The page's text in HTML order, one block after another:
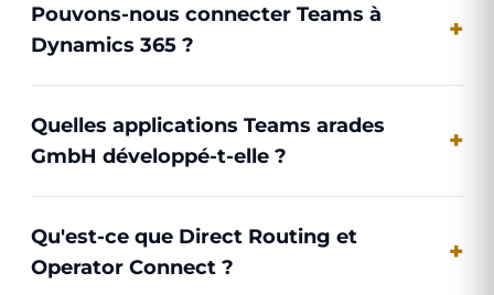
Pouvons-nous connecter Teams à
Dynamics 365 ?
Quelles applications Teams arades
GmbH développé-t-elle ?
Qu'est-ce que Direct Routing et
Operator Connect ?